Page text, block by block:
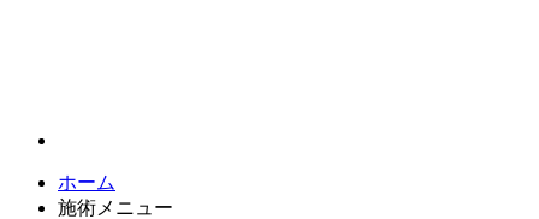
ホーム
施術メニュー